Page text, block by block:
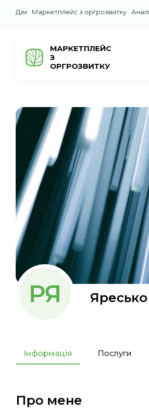
Дім Маркетплейс з оргрозвитку
МАРКЕТПЛЕЙС
З
ОРГРОЗВИТКУ
РЯ
Інформація Послуги
Про мене